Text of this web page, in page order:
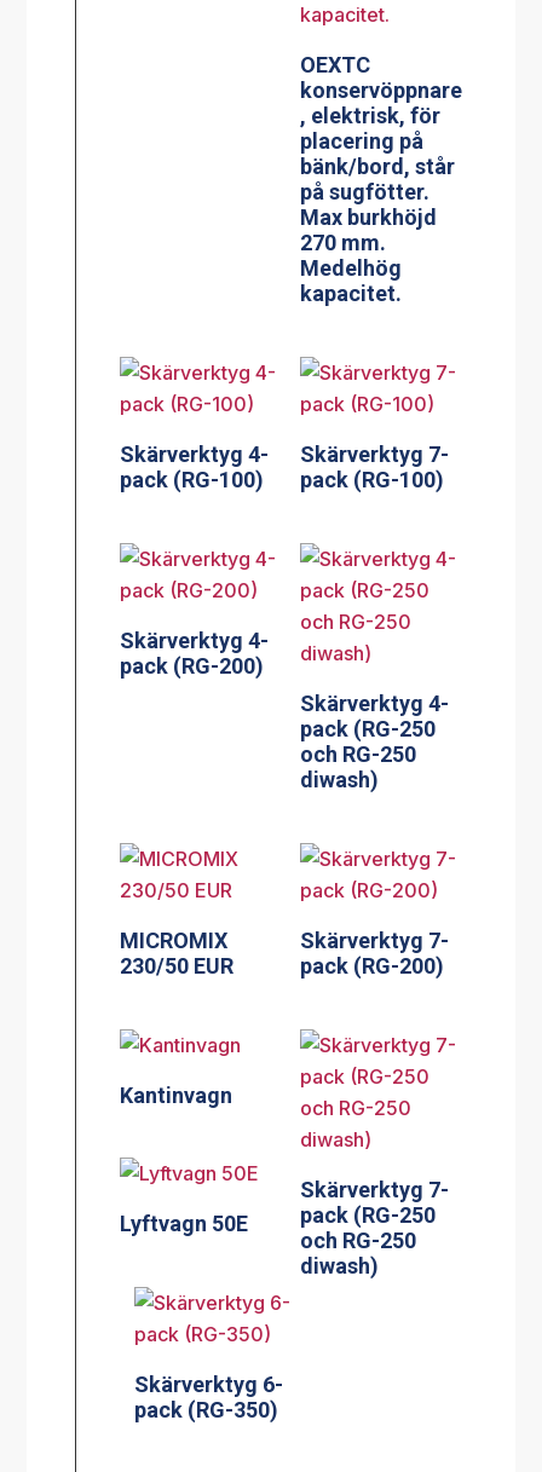
OEXTC
konservöppnare
, elektrisk, för
placering på
bänk/bord, står
på sugfötter.
Max burkhöjd
270 mm.
Medelhög
kapacitet.
Skärverktyg 4-
pack (RG-100)
Skärverktyg 7-
pack (RG-100)
Skärverktyg 4-
pack (RG-200)
Skärverktyg 4-
pack (RG-250
och RG-250
diwash)
MICROMIX
230/50 EUR
Skärverktyg 7-
pack (RG-200)
Kantinvagn
Skärverktyg 7-
pack (RG-250
och RG-250
diwash)
Lyftvagn 50E
Skärverktyg 6-
pack (RG-350)